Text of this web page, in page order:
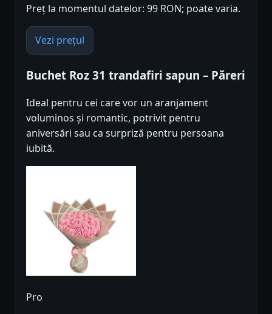
Preț la momentul datelor: 99 RON; poate varia.
Vezi prețul
Buchet Roz 31 trandafiri sapun – Păreri
Ideal pentru cei care vor un aranjament
voluminos și romantic, potrivit pentru
aniversări sau ca surpriză pentru persoana
iubită.
Pro